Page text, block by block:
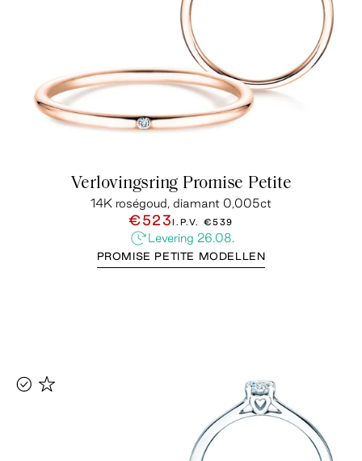
Verlovingsring Promise Petite
14K roségoud, diamant 0,005ct
€523I.P.V. €539
Levering 26.08.
PROMISE PETITE MODELLEN